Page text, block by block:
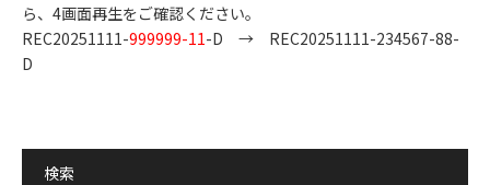
ら、4画面再生をご確認ください。
REC20251111-999999-11-D → REC20251111-234567-88-
D
検索